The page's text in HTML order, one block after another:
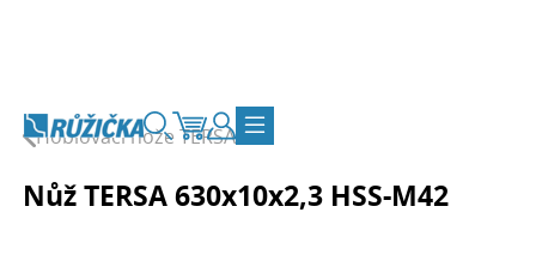
Vyhledávání
KošíkZákaznický účet
Přepnout navigaci
Hoblovací nože TERSA
Nůž TERSA 630x10x2,3 HSS-M42